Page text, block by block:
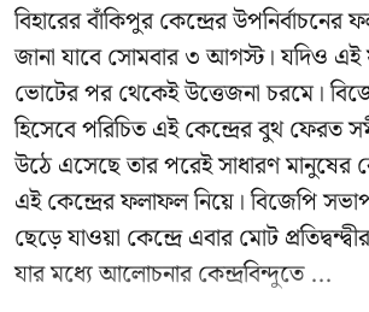
বিহারের বাঁকিপুর কেন্দ্রের উপনির্বাচনের
জানা যাবে সোমবার ৩ আগস্ট। যদিও
ভোটের পর থেকেই উত্তেজনা চরমে।
হিসেবে পরিচিত এই কেন্দ্রের বুথ ফেরত
উঠে এসেছে তার পরেই সাধারণ
এই কেন্দ্রের ফলাফল নিয়ে। বিজেপি
ছেড়ে যাওয়া কেন্দ্রে এবার মোট
যার মধ্যে আলোচনার কেন্দ্রবিন্দুতে ...